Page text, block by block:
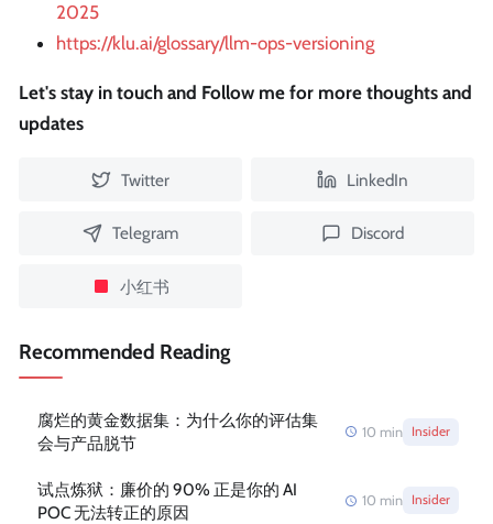
2025
https://klu.ai/glossary/llm-ops-versioning
Let's stay in touch and Follow me for more thoughts and
updates
Twitter LinkedIn
Telegram Discord
小红书
Recommended Reading
腐烂的黄金数据集：为什么你的评估集
会与产品脱节
10 min Insider
试点炼狱：廉价的 90% 正是你的 AI
POC 无法转正的原因
10 min Insider